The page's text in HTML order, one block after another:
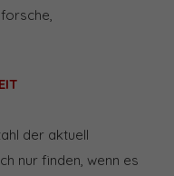
der aktuell
nur finden, wenn es